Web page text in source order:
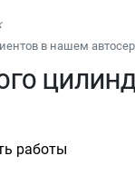
в нашем
работы